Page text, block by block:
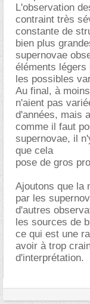
L'observation
contraint très
constante de
bien plus
supernovae
éléments
les possibles
Au final, à
n'aient pas
d'années, mais
comme il faut
supernovae, il
que cela
pose de gros
Ajoutons que la
par les
d'autres
les sources de
ce qui est une
avoir à trop
d'interprétation.